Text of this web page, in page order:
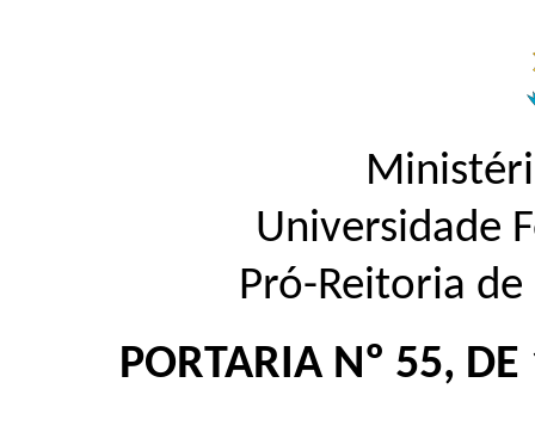
Universidade
Pró-Reitoria de
PORTARIA Nº 55,